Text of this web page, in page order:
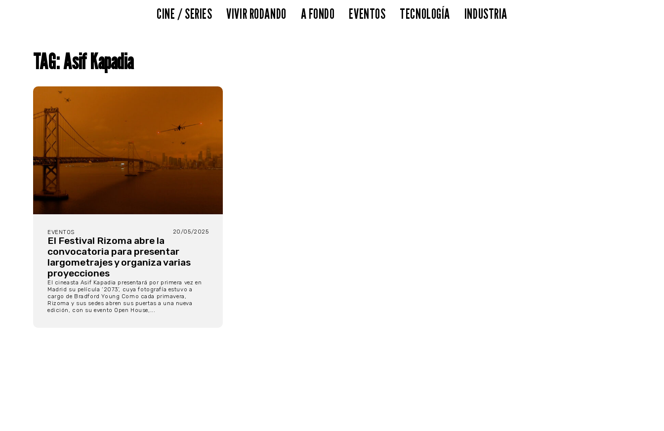
CINE / SERIES VIVIR RODANDO A FONDO EVENTOS TECNOLOGÍA INDUSTRIA
TAG: Asif Kapadia
EVENTOS 20/05/2025
El Festival Rizoma abre la
convocatoria para presentar
largometrajes y organiza varias
proyecciones
El cineasta Asif Kapadia presentará por primera vez en
Madrid su película ‘2073’, cuya fotografía estuvo a
cargo de Bradford Young Como cada primavera,
Rizoma y sus sedes abren sus puertas a una nueva
edición, con su evento Open House,...